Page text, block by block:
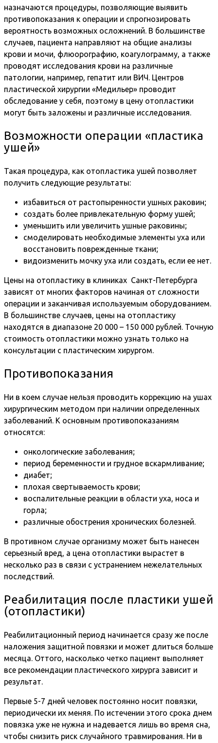
назначаются процедуры, позволяющие выявить
противопоказания к операции и спрогнозировать
вероятность возможных осложнений. В большинстве
случаев, пациента направляют на общие анализы
крови и мочи, флюорографию, коагулограмму, а также
проводят исследования крови на различные
патологии, например, гепатит или ВИЧ. Центров
пластической хирургии «Медильер» проводит
обследование у себя, поэтому в цену отопластики
могут быть заложены и различные исследования.
Возможности операции «пластика
ушей»
Такая процедура, как отопластика ушей позволяет
получить следующие результаты:
избавиться от растопыренности ушных раковин;
создать более привлекательную форму ушей;
уменьшить или увеличить ушные раковины;
смоделировать необходимые элементы уха или
восстановить поврежденные ткани;
видоизменить мочку уха или создать, если ее нет.
Цены на отопластику в клиниках Санкт-Петербурга
зависят от многих факторов начиная от сложности
операции и заканчивая используемым оборудованием.
В большинстве случаев, цены на отопластику
находятся в диапазоне 20 000 – 150 000 рублей. Точную
стоимость отопластики можно узнать только на
консультации с пластическим хирургом.
Противопоказания
Ни в коем случае нельзя проводить коррекцию на ушах
хирургическим методом при наличии определенных
заболеваний. К основным противопоказаниям
относятся:
онкологические заболевания;
период беременности и грудное вскармливание;
диабет;
плохая свертываемость крови;
воспалительные реакции в области уха, носа и
горла;
различные обострения хронических болезней.
В противном случае организму может быть нанесен
серьезный вред, а цена отопластики вырастет в
несколько раз в связи с устранением нежелательных
последствий.
Реабилитация после пластики ушей
(отопластики)
Реабилитационный период начинается сразу же после
наложения защитной повязки и может длиться больше
месяца. Оттого, насколько четко пациент выполняет
все рекомендации пластического хирурга зависит и
результат.
Первые 5-7 дней человек постоянно носит повязки,
периодически их меняя. По истечении этого срока днем
повязка уже не нужна и надевается лишь во время сна,
чтобы снизить риск случайного травмирования. Ни в